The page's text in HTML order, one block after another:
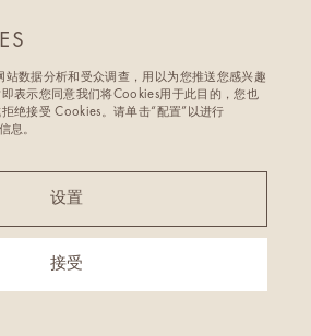
- All Rights Reserved沪ICP备 2023025309号-1
数据分析和受众调查，用以为您推送您感兴趣
表示您同意我们将Cookies用于此目的，您也
绝接受 Cookies。请单击“配置”以进行
息。
设置
接受